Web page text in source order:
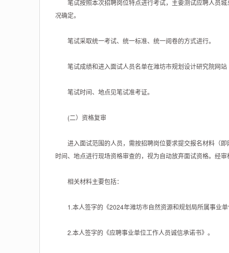
笔试按照本次招聘岗位特点进行考试，主要测试应聘人员城
况确定。
笔试采取统一考试、统一标准、统一阅卷的方式进行。
笔试成绩和进入面试人员名单在潍坊市规划设计研究院网站
笔试时间、地点见笔试准考证。
(二）资格复审
进入面试范围的人员，需按招聘岗位要求提交报名材料（即
时间、地点进行现场资格审查的，视为自动放弃面试资格。经
相关材料主要包括：
1.本人签字的《2024年潍坊市自然资源和规划局所属事业单
2.本人签字的《应聘事业单位工作人员诚信承诺书》。